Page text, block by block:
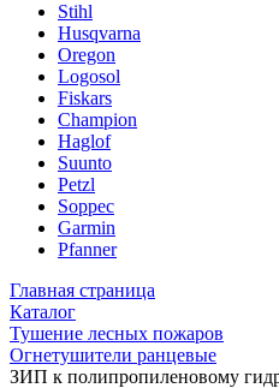
Stihl
Husqvarna
Oregon
Logosol
Fiskars
Champion
Haglof
Suunto
Petzl
Soppec
Garmin
Pfanner
Главная страница
Каталог
Тушение лесных пожаров
Огнетушители ранцевые
ЗИП к полипропиленовому